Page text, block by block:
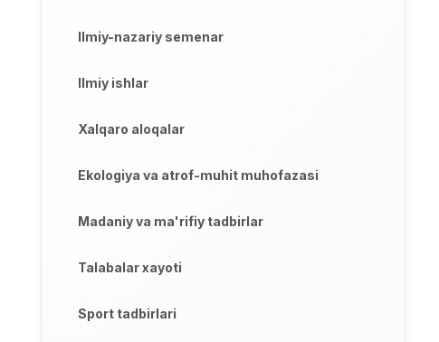
Ilmiy-nazariy semenar
Ilmiy ishlar
Xalqaro aloqalar
Ekologiya va atrof-muhit muhofazasi
Madaniy va ma'rifiy tadbirlar
Talabalar xayoti
Sport tadbirlari